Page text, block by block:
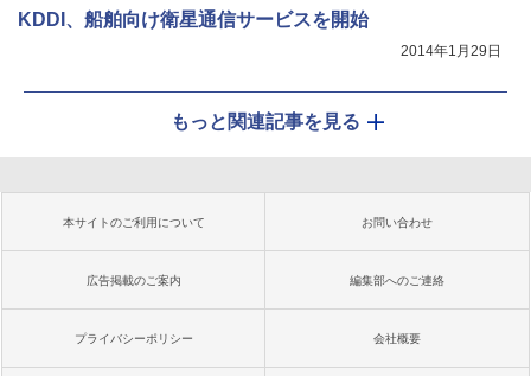
KDDI、船舶向け衛星通信サービスを開始
2014年1月29日
もっと関連記事を見る
本サイトのご利用について お問い合わせ
広告掲載のご案内 編集部へのご連絡
プライバシーポリシー 会社概要